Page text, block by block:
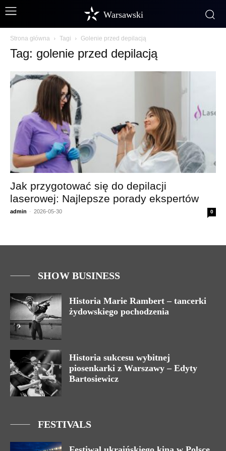
Warsawski
Strona główna Tagi Golenie przed depilacją
Tag: golenie przed depilacją
Jak przygotować się do depilacji
laserowej: Najlepsze porady ekspertów
admin - 2026-05-30 0
SHOW BUSINESS
Historia Marie Rambert – tancerki
żydowskiego pochodzenia
Historia sukcesu wybitnej
piosenkarki z Warszawy – Edyty
Bartosiewicz
FESTIVALS